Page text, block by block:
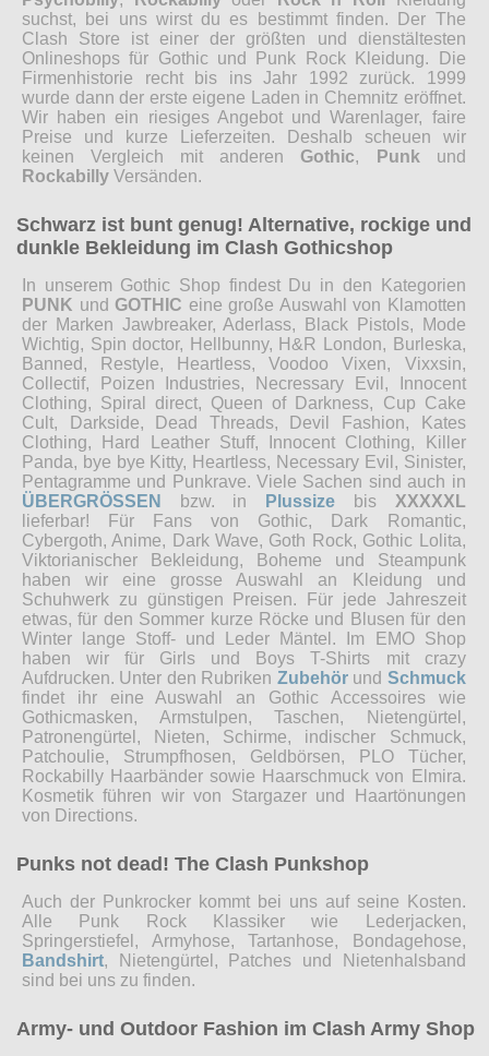
suchst, bei uns wirst du es bestimmt finden. Der The
Clash Store ist einer der größten und dienstältesten
Onlineshops für Gothic und Punk Rock Kleidung. Die
Firmenhistorie recht bis ins Jahr 1992 zurück. 1999
wurde dann der erste eigene Laden in Chemnitz eröffnet.
Wir haben ein riesiges Angebot und Warenlager, faire
Preise und kurze Lieferzeiten. Deshalb scheuen wir
keinen Vergleich mit anderen Gothic, Punk und
Rockabilly Versänden.
Schwarz ist bunt genug! Alternative, rockige und
dunkle Bekleidung im Clash Gothicshop
In unserem Gothic Shop findest Du in den Kategorien
PUNK und GOTHIC eine große Auswahl von Klamotten
der Marken Jawbreaker, Aderlass, Black Pistols, Mode
Wichtig, Spin doctor, Hellbunny, H&R London, Burleska,
Banned, Restyle, Heartless, Voodoo Vixen, Vixxsin,
Collectif, Poizen Industries, Necressary Evil, Innocent
Clothing, Spiral direct, Queen of Darkness, Cup Cake
Cult, Darkside, Dead Threads, Devil Fashion, Kates
Clothing, Hard Leather Stuff, Innocent Clothing, Killer
Panda, bye bye Kitty, Heartless, Necessary Evil, Sinister,
Pentagramme und Punkrave. Viele Sachen sind auch in
ÜBERGRÖSSEN
bzw. in Plussize bis XXXXXL
lieferbar! Für Fans von Gothic, Dark Romantic,
Cybergoth, Anime, Dark Wave, Goth Rock, Gothic Lolita,
Viktorianischer Bekleidung, Boheme und Steampunk
haben wir eine grosse Auswahl an Kleidung und
Schuhwerk zu günstigen Preisen. Für jede Jahreszeit
etwas, für den Sommer kurze Röcke und Blusen für den
Winter lange Stoff- und Leder Mäntel. Im EMO Shop
haben wir für Girls und Boys T-Shirts mit crazy
Aufdrucken. Unter den Rubriken Zubehörund Schmuck
findet ihr eine Auswahl an Gothic Accessoires wie
Gothicmasken, Armstulpen, Taschen, Nietengürtel,
Patronengürtel, Nieten, Schirme, indischer Schmuck,
Patchoulie, Strumpfhosen, Geldbörsen, PLO Tücher,
Rockabilly Haarbänder sowie Haarschmuck von Elmira.
Kosmetik führen wir von Stargazer und Haartönungen
von Directions.
Punks not dead! The Clash Punkshop
Auch der Punkrocker kommt bei uns auf seine Kosten.
Alle Punk Rock Klassiker wie Lederjacken,
Springerstiefel, Armyhose, Tartanhose, Bondagehose,
Bandshirt, Nietengürtel, Patches und Nietenhalsband
sind bei uns zu finden.
Army- und Outdoor Fashion im Clash Army Shop